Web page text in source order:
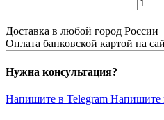
Доставка в любой город России
Оплата банковской картой на
Нужна консультация?
Напишите в Telegram Напишите